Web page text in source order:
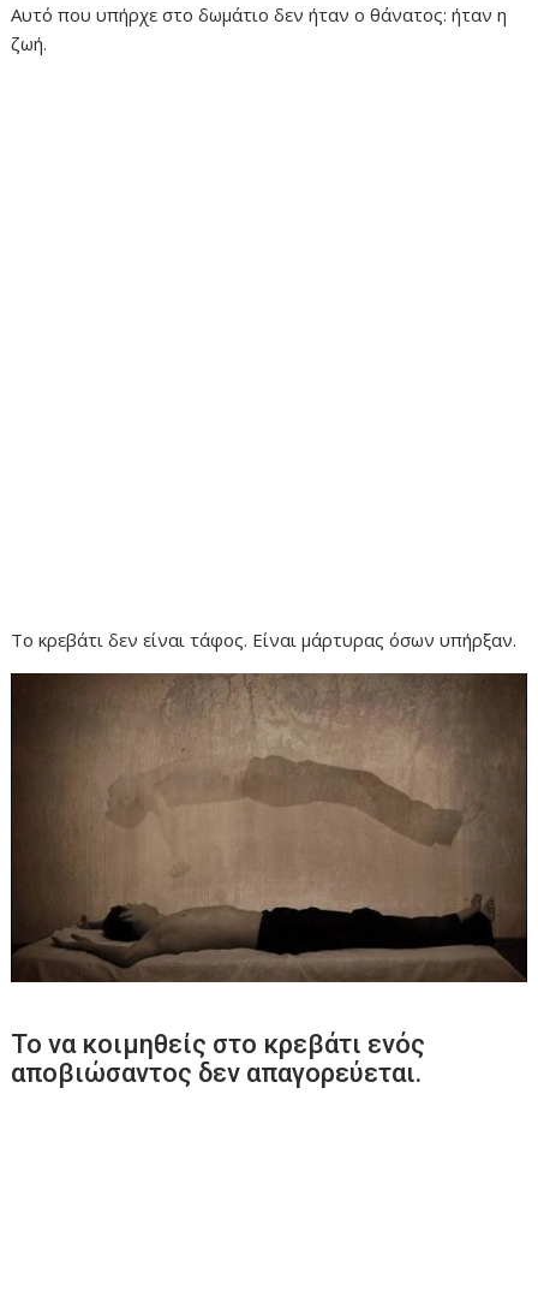
Αυτό που υπήρχε στο δωμάτιο δεν ήταν ο θάνατος: ήταν η
ζωή.
Το κρεβάτι δεν είναι τάφος. Είναι μάρτυρας όσων υπήρξαν.
Το να κοιμηθείς στο κρεβάτι ενός
αποβιώσαντος δεν απαγορεύεται.